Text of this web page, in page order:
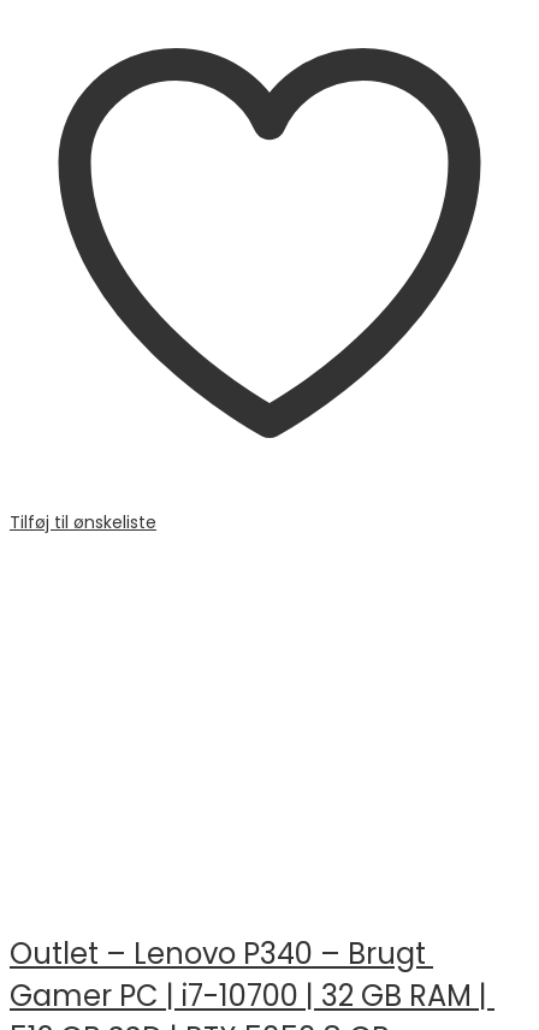
Tilføj til ønskeliste
Outlet – Lenovo P340 – Brugt
Gamer PC | i7-10700 | 32 GB RAM |